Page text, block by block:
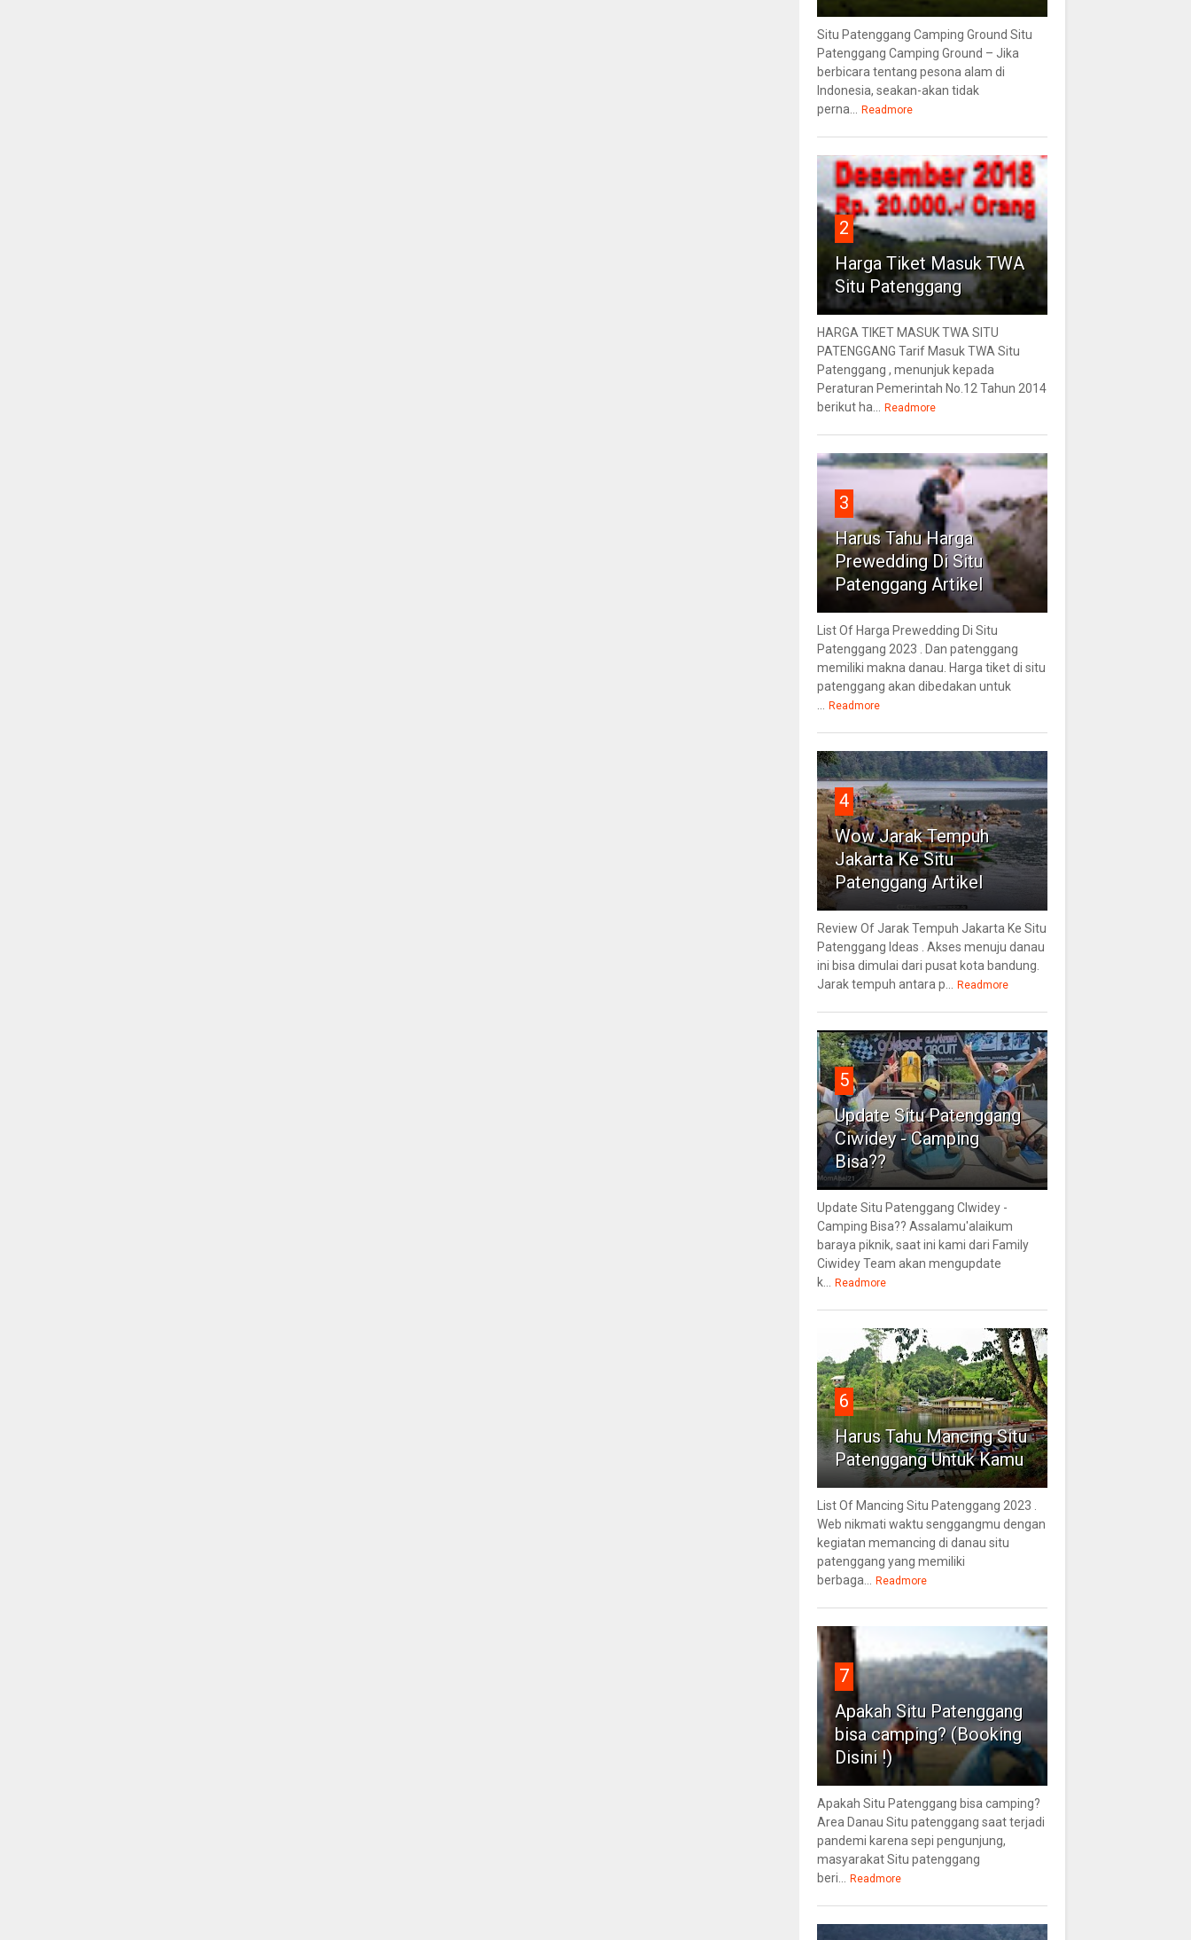
Situ Patenggang Camping Ground Situ
Patenggang Camping Ground – Jika
berbicara tentang pesona alam di
Indonesia, seakan-akan tidak
perna...
Readmore
2
Harga Tiket Masuk TWA
Situ Patenggang
HARGA TIKET MASUK TWA SITU
PATENGGANG Tarif Masuk TWA Situ
Patenggang , menunjuk kepada
Peraturan Pemerintah No.12 Tahun 2014
berikut ha...
Readmore
3
Harus Tahu Harga
Prewedding Di Situ
Patenggang Artikel
List Of Harga Prewedding Di Situ
Patenggang 2023 . Dan patenggang
memiliki makna danau. Harga tiket di situ
patenggang akan dibedakan untuk
Readmore
4
Wow Jarak Tempuh
Jakarta Ke Situ
Patenggang Artikel
Review Of Jarak Tempuh Jakarta Ke Situ
Patenggang Ideas . Akses menuju danau
ini bisa dimulai dari pusat kota bandung.
Jarak tempuh antara p...
Readmore
5
Update Situ Patenggang
Ciwidey - Camping
Bisa??
Update Situ Patenggang CIwidey -
Camping Bisa?? Assalamu'alaikum
baraya piknik, saat ini kami dari Family
Ciwidey Team akan mengupdate
k...
Readmore
6
Harus Tahu Mancing Situ
Patenggang Untuk Kamu
List Of Mancing Situ Patenggang 2023 .
Web nikmati waktu senggangmu dengan
kegiatan memancing di danau situ
patenggang yang memiliki
berbaga...
Readmore
7
Apakah Situ Patenggang
bisa camping? (Booking
Disini !)
Apakah Situ Patenggang bisa camping?
Area Danau Situ patenggang saat terjadi
pandemi karena sepi pengunjung,
masyarakat Situ patenggang
beri...
Readmore